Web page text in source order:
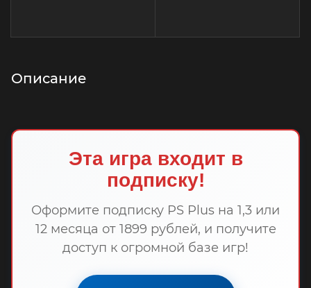
Описание
Эта игра входит в
подписку!
Оформите подписку PS Plus на 1,3 или
12 месяца от 1899 рублей, и получите
доступ к огромной базе игр!